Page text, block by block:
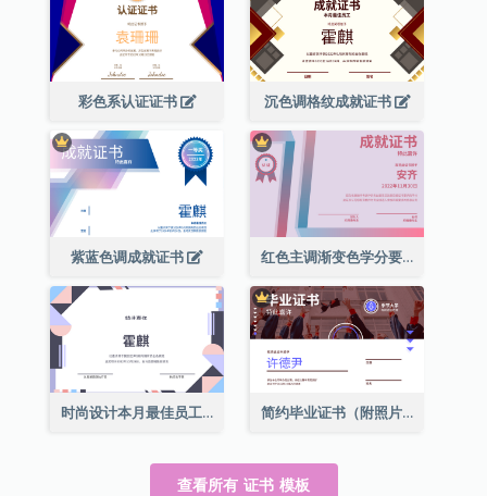
彩色系认证证书 沉色调格纹成就证书
紫蓝色调成就证书 红色主调渐变色学分要求成就证书
时尚设计本月最佳员工证书 简约毕业证书（附照片）
查看所有 证书 模板